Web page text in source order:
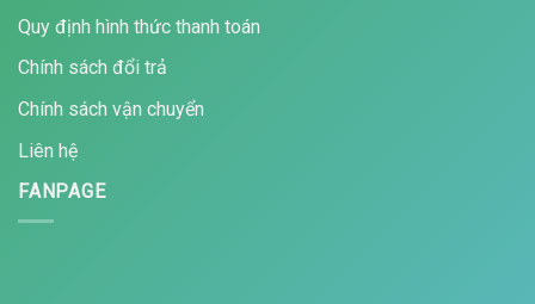
Quy định hình thức thanh toán
Chính sách đổi trả
Chính sách vận chuyển
Liên hệ
FANPAGE